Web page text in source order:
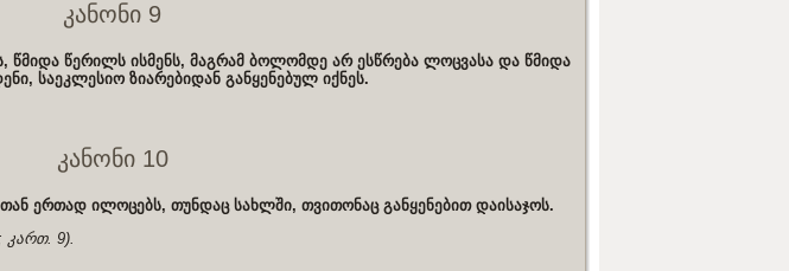
კანონი 9
წმიდა წერილს ისმენს, მაგრამ ბოლომდე არ ესწრება ლოცვასა და წმიდა
საეკლესიო ზიარებიდან განყენებულ იქნეს.
კანონი 10
ერთად ილოცებს, თუნდაც სახლში, თვითონაც განყენებით დაისაჯოს.
კართ. 9).